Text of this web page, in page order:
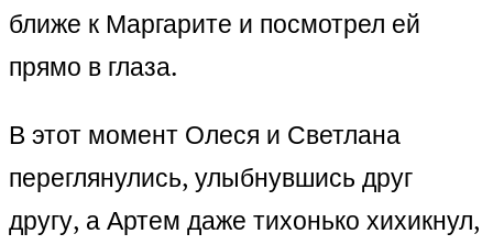
ближе к Маргарите и посмотрел ей
прямо в глаза.
В этот момент Олеся и Светлана
переглянулись, улыбнувшись друг
другу, а Артем даже тихонько хихикнул,